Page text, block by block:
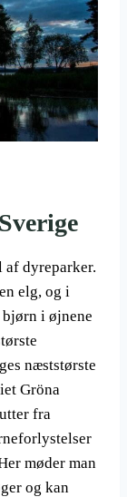
af dyreparker.
elg, og i
i øjnene
næststørste
Gröna
fra
møder man
og kan